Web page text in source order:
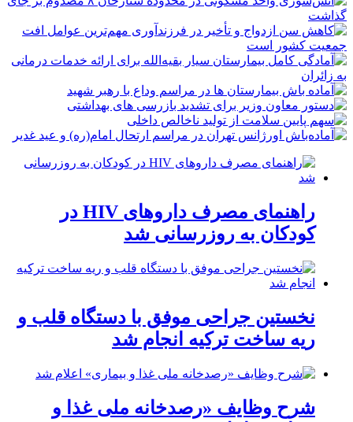
راهنمای مصرف داروهای HIV در
کودکان به روزرسانی شد
نخستین جراحی موفق با دستگاه قلب و
ریه ساخت ترکیه انجام شد
شرح وظایف «رصدخانه ملی غذا و